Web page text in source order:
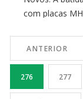
com placas
ANTERIOR
276 277